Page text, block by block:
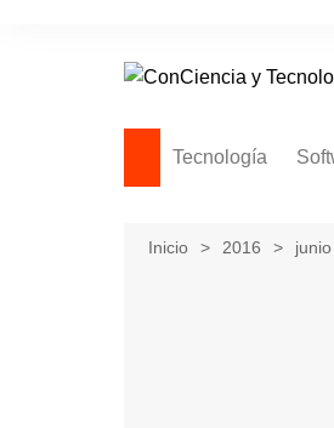
Tecnología
Inicio 2016 junio